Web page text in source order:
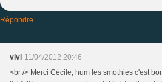
Répondre
vivi 11/04/2012 20:46
<br /> Merci Cécile, hum les smothies c'est